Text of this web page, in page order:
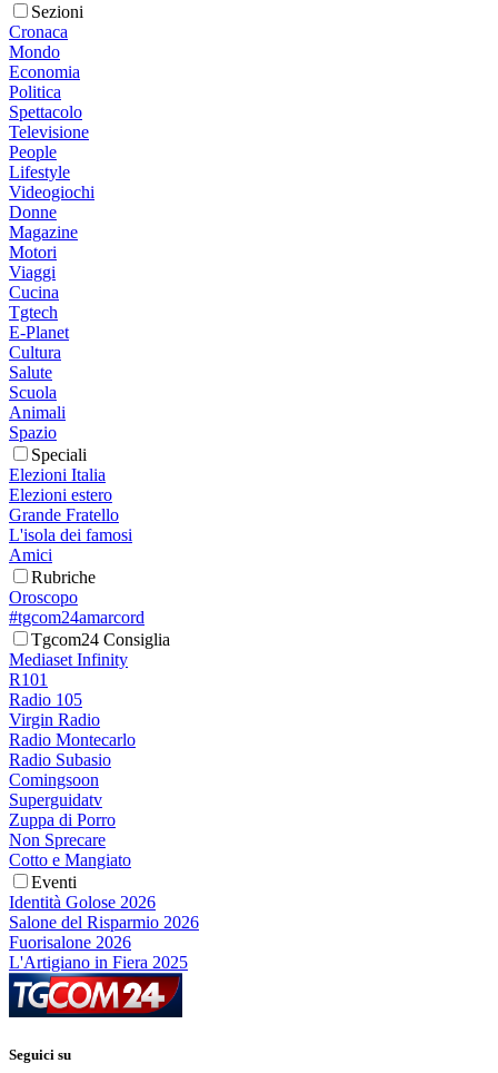
Sezioni
Cronaca
Mondo
Economia
Politica
Spettacolo
Televisione
People
Lifestyle
Videogiochi
Donne
Magazine
Motori
Viaggi
Cucina
Tgtech
E-Planet
Cultura
Salute
Scuola
Animali
Spazio
Speciali
Elezioni Italia
Elezioni estero
Grande Fratello
L'isola dei famosi
Amici
Rubriche
Oroscopo
#tgcom24amarcord
Tgcom24 Consiglia
Mediaset Infinity
R101
Radio 105
Virgin Radio
Radio Montecarlo
Radio Subasio
Comingsoon
Superguidatv
Zuppa di Porro
Non Sprecare
Cotto e Mangiato
Eventi
Identità Golose 2026
Salone del Risparmio 2026
Fuorisalone 2026
L'Artigiano in Fiera 2025
Seguici su